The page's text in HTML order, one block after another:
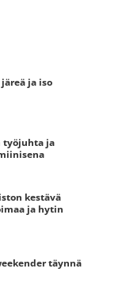
ja iso
työjuhta ja
kestävä
ja hytin
täynnä